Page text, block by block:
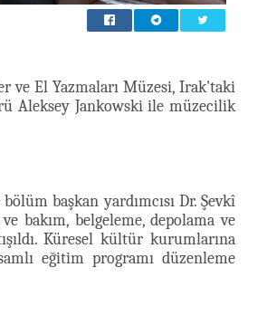
ve El Yazmaları Müzesi, Irak'taki
Aleksey Jankowski ile müzecilik
başkan yardımcısı Dr. Şevkî
bakım, belgeleme, depolama ve
Küresel kültür kurumlarına
eğitim programı düzenleme